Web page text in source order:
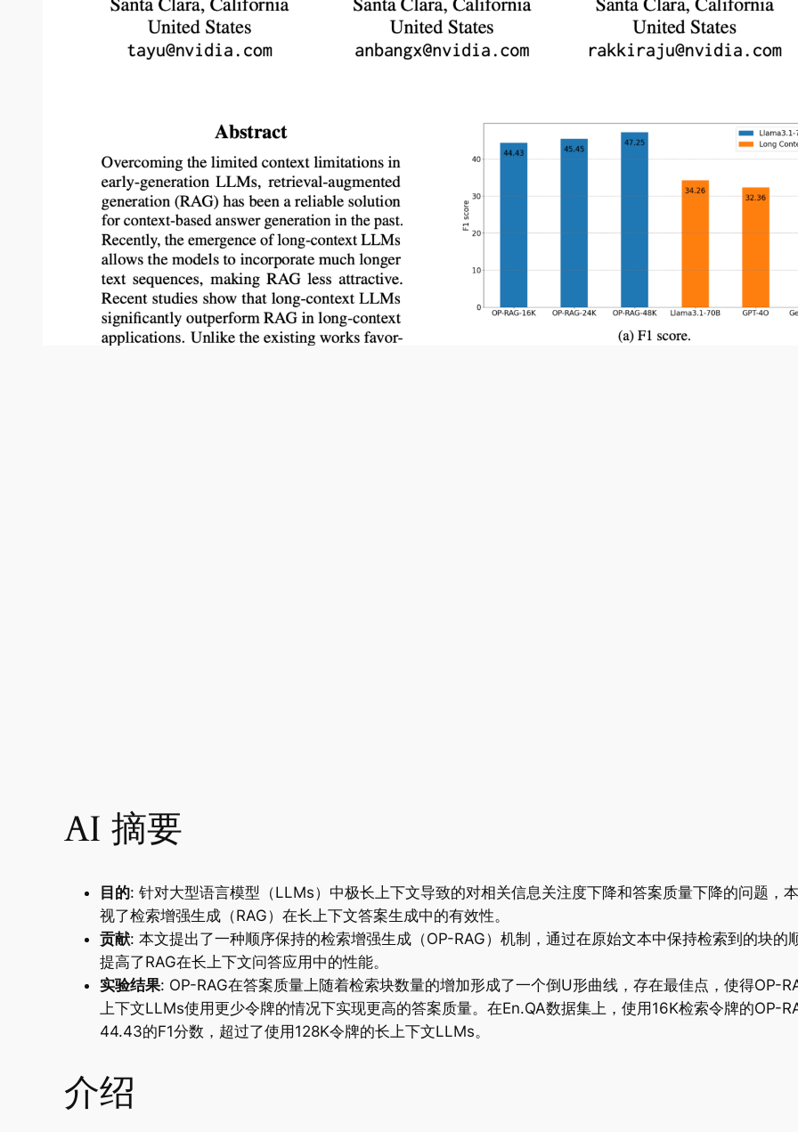
AI 摘要
目的: 针对大型语言模型（LLMs）中极长上下文导致的对相关信息关注度下降和答案质量下降的问题，
视了检索增强生成（RAG）在长上下文答案生成中的有效性。
贡献: 本文提出了一种顺序保持的检索增强生成（OP-RAG）机制，通过在原始文本中保持检索到的块的
提高了RAG在长上下文问答应用中的性能。
实验结果: OP-RAG在答案质量上随着检索块数量的增加形成了一个倒U形曲线，存在最佳点，使得OP-
上下文LLMs使用更少令牌的情况下实现更高的答案质量。在En.QA数据集上，使用16K检索令牌的OP-
44.43的F1分数，超过了使用128K令牌的长上下文LLMs。
介绍